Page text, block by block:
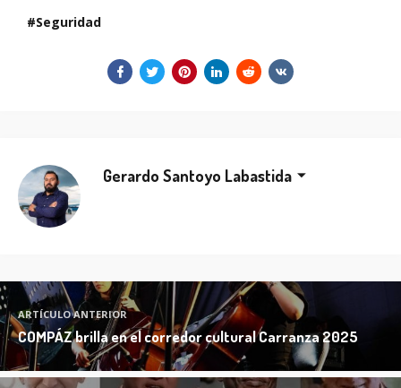
Seguridad
Gerardo Santoyo Labastida
ARTÍCULO ANTERIOR
COMPÁZ brilla en el corredor cultural Carranza 2025